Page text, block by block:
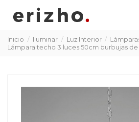
Inicio Iluminar Luz Interior
Lámpara techo 3 luces 50cm burbujas de